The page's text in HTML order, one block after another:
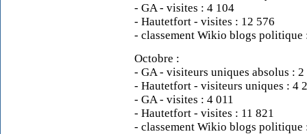
- GA - visites : 4 104
- Hautetfort - visites : 12 576
- classement Wikio blogs
Octobre :
- GA - visiteurs uniques absolus : 2
- Hautetfort - visiteurs uniques : 4
- GA - visites : 4 011
- Hautetfort - visites : 11 821
- classement Wikio blogs politique